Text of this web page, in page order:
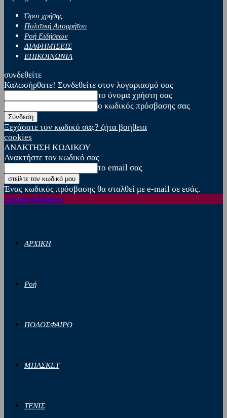
Όροι χρήσης
Πολιτική Απορρήτου
Ροή Ειδήσεων
ΔΙΑΦΗΜΙΣΕΙΣ
ΕΠΙΚΟΙΝΩΝΙΑ
συνδεθείτε
Καλωσήρθατε! Συνδεθείτε στον λογαριασμό σας
το όνομα χρήστη σας
ο κωδικός πρόσβασης σας
Ξεχάσατε τον κωδικό σας? ζήτα βοήθεια
cookies
ΑΝΑΚΤΗΣΗ ΚΩΔΙΚΟΥ
Ανακτήστε τον κωδικό σας
το email σας
Ένας κωδικός πρόσβασης θα σταλθεί με e-mail σε εσάς.
sporting24news
ΑΡΧΙΚΗ
Ροή
ΠΟΔΟΣΦΑΙΡΟ
ΜΠΑΣΚΕΤ
ΤΕΝΙΣ